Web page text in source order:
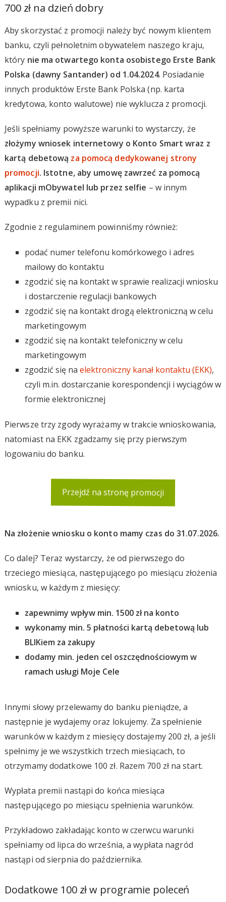
700 zł na dzień dobry
Aby skorzystać z promocji należy być nowym klientem
banku, czyli pełnoletnim obywatelem naszego kraju,
który nie ma otwartego konta osobistego Erste Bank
Polska (dawny Santander) od 1.04.2024. Posiadanie
innych produktów Erste Bank Polska (np. karta
kredytowa, konto walutowe) nie wyklucza z promocji.
Jeśli spełniamy powyższe warunki to wystarczy, że
złożymy wniosek internetowy o Konto Smart wraz z
kartą debetową za pomocą dedykowanej strony
promocji. Istotne, aby umowę zawrzeć za pomocą
aplikacji mObywatel lub przez selfie – w innym
wypadku z premii nici.
Zgodnie z regulaminem powinniśmy również:
podać numer telefonu komórkowego i adres
mailowy do kontaktu
zgodzić się na kontakt w sprawie realizacji wniosku
i dostarczenie regulacji bankowych
zgodzić się na kontakt drogą elektroniczną w celu
marketingowym
zgodzić się na kontakt telefoniczny w celu
marketingowym
zgodzić się na elektroniczny kanał kontaktu (EKK),
czyli m.in. dostarczanie korespondencji i wyciągów w
formie elektronicznej
Pierwsze trzy zgody wyrażamy w trakcie wnioskowania,
natomiast na EKK zgadzamy się przy pierwszym
logowaniu do banku.
Przejdź na stronę promocji
Na złożenie wniosku o konto mamy czas do 31.07.2026.
Co dalej? Teraz wystarczy, że od pierwszego do
trzeciego miesiąca, następującego po miesiącu złożenia
wniosku, w każdym z miesięcy:
zapewnimy wpływ min. 1500 zł na konto
wykonamy min. 5 płatności kartą debetową lub
BLIKiem za zakupy
dodamy min. jeden cel oszczędnościowym w
ramach usługi Moje Cele
Innymi słowy przelewamy do banku pieniądze, a
następnie je wydajemy oraz lokujemy. Za spełnienie
warunków w każdym z miesięcy dostajemy 200 zł, a jeśli
spełnimy je we wszystkich trzech miesiącach, to
otrzymamy dodatkowe 100 zł. Razem 700 zł na start.
Wypłata premii nastąpi do końca miesiąca
następującego po miesiącu spełnienia warunków.
Przykładowo zakładając konto w czerwcu warunki
spełniamy od lipca do września, a wypłata nagród
nastąpi od sierpnia do października.
Dodatkowe 100 zł w programie poleceń